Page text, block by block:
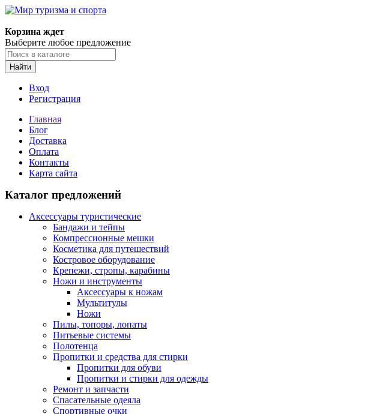
Корзина ждет
Выберите любое предложение
Найти
Вход
Регистрация
Главная
Блог
Доставка
Оплата
Контакты
Карта сайта
Каталог предложений
Аксессуары туристические
Бандажи и тейпы
Компрессионные мешки
Косметика для путешествий
Костровое оборудование
Крепежи, стропы, карабины
Ножи и инструменты
Аксессуары к ножам
Мультитулы
Ножи
Пилы, топоры, лопаты
Питьевые системы
Полотенца
Пропитки и средства для стирки
Пропитки для обуви
Пропитки и стирки для одежды
Ремонт и запчасти
Спасательные одеяла
Спортивные очки